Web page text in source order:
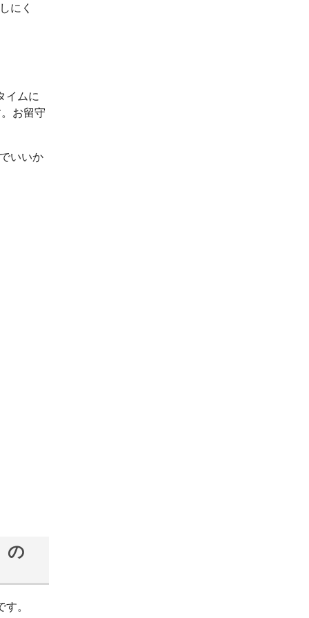
にく
イムに
お留守
いいか
の
。